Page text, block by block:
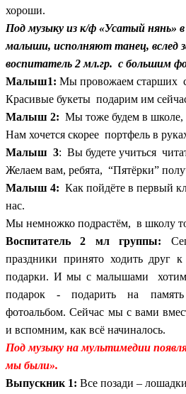
хороши.
Под музыку из к/ф «Усатый нянь»
малыши, исполняют танец, вслед
воспитатель 2 мл.гр. с большим
Малыш1: Мы провожаем старших
Красивые букеты подарим им
Малыш 2: Мы тоже будем в школе,
Нам хочется скорее портфель в
Малыш 3: Вы будете учиться
Желаем вам, ребята, “Пятёрки”
Малыш 4: Как пойдёте в первый
нас.
Мы немножко подрастём, в школу
Воспитатель 2 мл группы:
праздники принято ходить друг
подарки. И мы с малышами хотим
подарок - подарить на
фотоальбом. Сейчас мы с вами
и вспомним, как всё начиналось.
Под музыку на мультимедии
мы были».
Выпускник 1: Все позади –